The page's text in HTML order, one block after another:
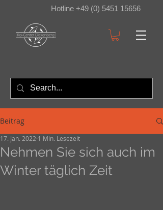
Hotline +49 (0) 5451 15656
Beitrag
Nehmen Sie sich auch im
Winter täglich Zeit
17. Jan. 2022 1 Min. Lesezeit